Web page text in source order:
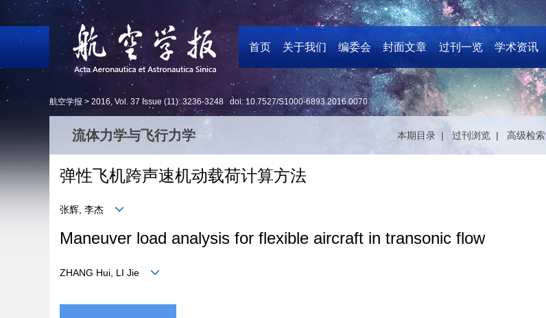
首页 关于我们 编委会 封面文章 过刊一览 学术资讯
航空学报 > 2016, Vol. 37 Issue (11): 3236-3248 doi: 10.7527/S1000-6893.2016.0070
流体力学与飞行力学 本期目录 | 过刊浏览 | 高级检索
弹性飞机跨声速机动载荷计算方法
张辉, 李杰
Maneuver load analysis for flexible aircraft in transonic flow
ZHANG Hui, LI Jie